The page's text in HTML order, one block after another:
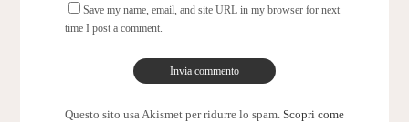
Save my name, email, and site URL in my browser for next
time I post a comment.
Questo sito usa Akismet per ridurre lo spam. Scopri come